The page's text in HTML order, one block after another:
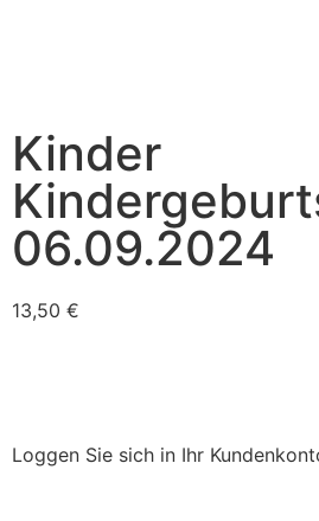
Kinder
06.09.2024
13,50 €
Loggen Sie sich in Ihr